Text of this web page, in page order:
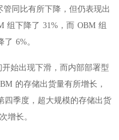
同比有所下降，但仍表现出
组下降了 31%，而 OBM 组
6%。
始出现下滑，而内部部署型
的存储出货量有所增长，
四季度，超大规模的存储出货
增长。